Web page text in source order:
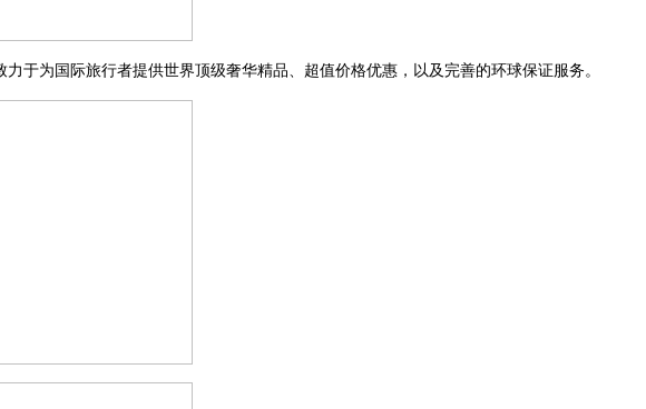
于为国际旅行者提供世界顶级奢华精品、超值价格优惠，以及完善的环球保证服务。